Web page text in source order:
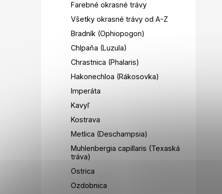
Farebné okrasné trávy
Všetky okrasné trávy od A-Z
Bradník (Ophiopogon)
Chlpaňa (Luzula)
Chrastnica (Phalaris)
Hakonechloa (Rákosovka)
Imperáta
Kavyľ
Kostrava
Metlica (Deschampsia)
Muhlenbergia capillaris (Texaská
tráva)
Ostrica
Ozdobnica